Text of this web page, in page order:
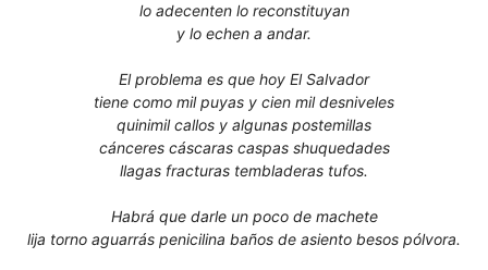
lo adecenten lo reconstituyan
y lo echen a andar.
El problema es que hoy El Salvador
tiene como mil puyas y cien mil desniveles
quinimil callos y algunas postemillas
cánceres cáscaras caspas shuquedades
llagas fracturas tembladeras tufos.
Habrá que darle un poco de machete
lija torno aguarrás penicilina baños de asiento besos pólvora.